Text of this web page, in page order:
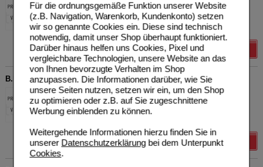
Für die ordnungsgemäße Funktion unserer Website
(z.B. Navigation, Warenkorb, Kundenkonto) setzen
wir so genannte Cookies ein. Diese sind technisch
notwendig, damit unser Shop überhaupt funktioniert.
Darüber hinaus helfen uns Cookies, Pixel und
vergleichbare Technologien, unsere Website an das
von Ihnen bevorzugte Verhalten im Shop
anzupassen. Die Informationen darüber, wie Sie
unsere Seiten nutzen, setzen wir ein, um den Shop
zu optimieren oder z.B. auf Sie zugeschnittene
Werbung einblenden zu können.
Weitergehende Informationen hierzu finden Sie in
unserer Datenschutzerklärungbei dem Unterpunkt
Cookies.
Co. KG
16882752
1St
UVP**
Unser Preis*
Sie sparen 2,59 €
B.DERMOFRESH Kissenbez.med Tencel RV 80x40 wei.
SAXONIA PHARMA GmbH &
Co. KG
09244749
UVP**
Unser Preis